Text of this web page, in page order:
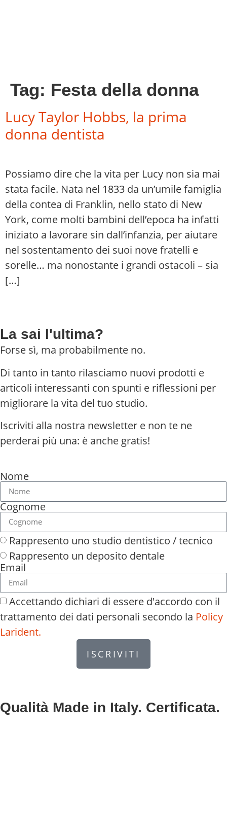
Tag: Festa della donna
Lucy Taylor Hobbs, la prima
donna dentista
Possiamo dire che la vita per Lucy non sia mai
stata facile. Nata nel 1833 da un’umile famiglia
della contea di Franklin, nello stato di New
York, come molti bambini dell’epoca ha infatti
iniziato a lavorare sin dall’infanzia, per aiutare
nel sostentamento dei suoi nove fratelli e
sorelle… ma nonostante i grandi ostacoli – sia
[…]
La sai l'ultima?
Forse sì, ma probabilmente no.
Di tanto in tanto rilasciamo nuovi prodotti e
articoli interessanti con spunti e riflessioni per
migliorare la vita del tuo studio.
Iscriviti alla nostra newsletter e non te ne
perderai più una: è anche gratis!
Nome
Cognome
Rappresento uno studio dentistico / tecnico
Rappresento un deposito dentale
Email
Accettando dichiari di essere d'accordo con il
trattamento dei dati personali secondo la Policy
Larident.
ISCRIVITI
Qualità Made in Italy. Certificata.